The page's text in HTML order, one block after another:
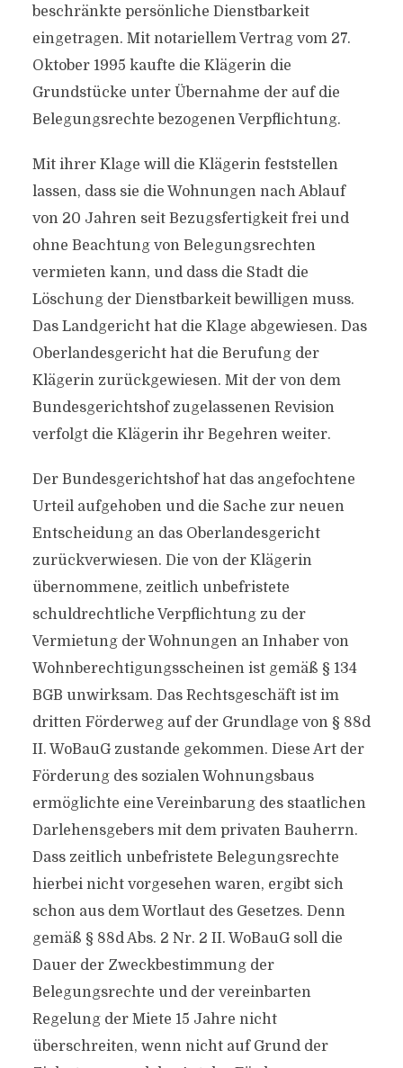
beschränkte persönliche Dienstbarkeit
eingetragen. Mit notariellem Vertrag vom 27.
Oktober 1995 kaufte die Klägerin die
Grundstücke unter Übernahme der auf die
Belegungsrechte bezogenen Verpflichtung.
Mit ihrer Klage will die Klägerin feststellen
lassen, dass sie die Wohnungen nach Ablauf
von 20 Jahren seit Bezugsfertigkeit frei und
ohne Beachtung von Belegungsrechten
vermieten kann, und dass die Stadt die
Löschung der Dienstbarkeit bewilligen muss.
Das Landgericht hat die Klage abgewiesen. Das
Oberlandesgericht hat die Berufung der
Klägerin zurückgewiesen. Mit der von dem
Bundesgerichtshof zugelassenen Revision
verfolgt die Klägerin ihr Begehren weiter.
Der Bundesgerichtshof hat das angefochtene
Urteil aufgehoben und die Sache zur neuen
Entscheidung an das Oberlandesgericht
zurückverwiesen. Die von der Klägerin
übernommene, zeitlich unbefristete
schuldrechtliche Verpflichtung zu der
Vermietung der Wohnungen an Inhaber von
Wohnberechtigungsscheinen ist gemäß § 134
BGB unwirksam. Das Rechtsgeschäft ist im
dritten Förderweg auf der Grundlage von § 88d
II. WoBauG zustande gekommen. Diese Art der
Förderung des sozialen Wohnungsbaus
ermöglichte eine Vereinbarung des staatlichen
Darlehensgebers mit dem privaten Bauherrn.
Dass zeitlich unbefristete Belegungsrechte
hierbei nicht vorgesehen waren, ergibt sich
schon aus dem Wortlaut des Gesetzes. Denn
gemäß § 88d Abs. 2 Nr. 2 II. WoBauG soll die
Dauer der Zweckbestimmung der
Belegungsrechte und der vereinbarten
Regelung der Miete 15 Jahre nicht
überschreiten, wenn nicht auf Grund der